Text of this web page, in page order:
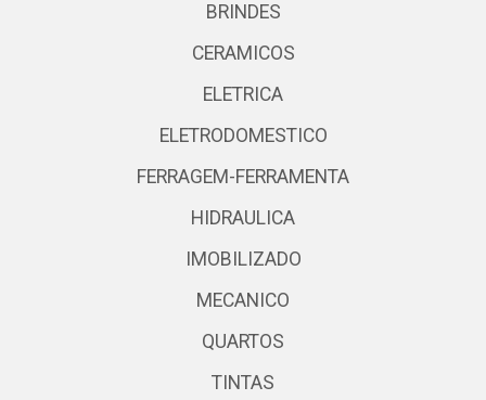
BRINDES
CERAMICOS
ELETRICA
ELETRODOMESTICO
FERRAGEM-FERRAMENTA
HIDRAULICA
IMOBILIZADO
MECANICO
QUARTOS
TINTAS